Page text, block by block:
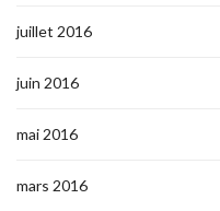
juillet 2016
juin 2016
mai 2016
mars 2016